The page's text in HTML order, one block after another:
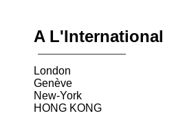
A L'International
London
Genève
New-York
HONG KONG